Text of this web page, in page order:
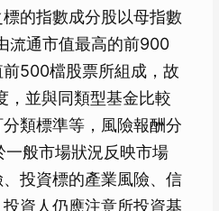
的指數成分股以母指數
流通市值最高的前900
500檔股票所組成，故
，並與同類型基金比較
類標準等，風險報酬分
一般市場狀況反映市場
投資標的產業風險、信
資人仍應注意所投資基